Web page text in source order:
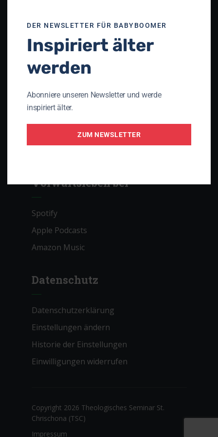
Theologisches Seminar St. Chrischona
(TSC)
Die Apis
Arbeitsgemeinschaft Perspektive 3D
Lebenslauf – das christliche Magazin mit
Vorwärtsleben bei
Spotify
Apple Podcasts
Amazon Music
Datenschutz
Datenschutzerklärung
Einstellungen ändern
Historie der Einstellungen
Einwilligungen widerrufen
Copyright 2026 Theologisches Seminar St.
Chrischona (TSC)
Impressum
DER NEWSLETTER FÜR BABYBOOMER
Inspiriert älter
werden
Abonniere unseren Newsletter und werde
inspiriert älter.
ZUM NEWSLETTER